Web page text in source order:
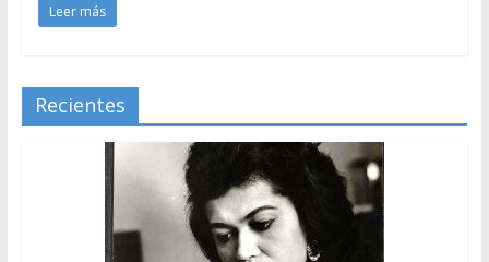
Leer más
Recientes